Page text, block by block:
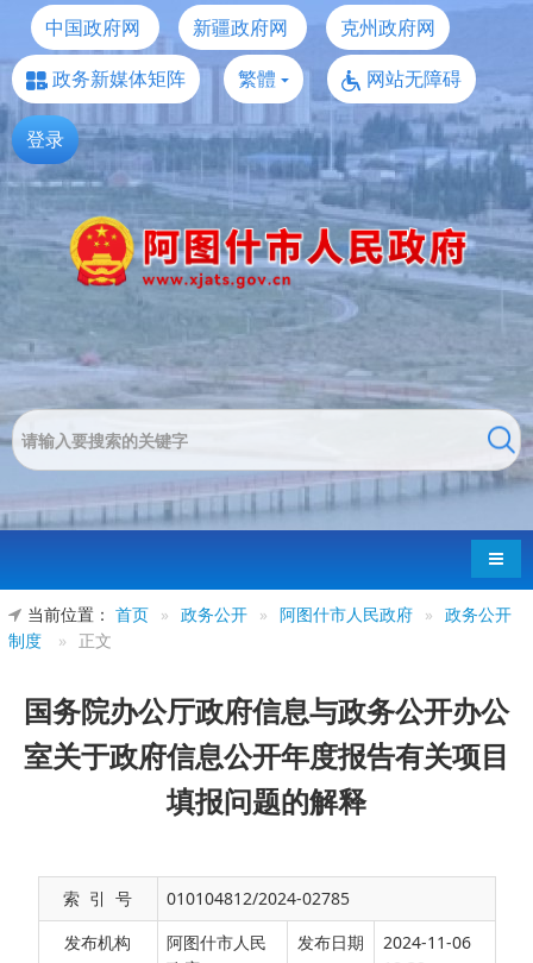
中国政府网 新疆政府网
克州政府网
政务新媒体矩阵
繁體 网站无障碍
登录
导航
当前位置： 首页 » 政务公开 » 阿图什市人民政府 » 政务公开
制度
» 正文
国务院办公厅政府信息与政务公开办公
室关于政府信息公开年度报告有关项目
填报问题的解释
索 引 号
010104812/2024-02785
发布机构
阿图什市人民
发布日期
2024-11-06